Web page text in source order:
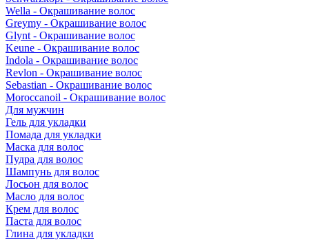
Wella - Окрашивание волос
Greymy - Окрашивание волос
Glynt - Окрашивание волос
Keune - Окрашивание волос
Indola - Окрашивание волос
Revlon - Окрашивание волос
Sebastian - Окрашивание волос
Moroccanoil - Окрашивание волос
Для мужчин
Гель для укладки
Помада для укладки
Маска для волос
Пудра для волос
Шампунь для волос
Лосьон для волос
Масло для волос
Крем для волос
Паста для волос
Глина для укладки